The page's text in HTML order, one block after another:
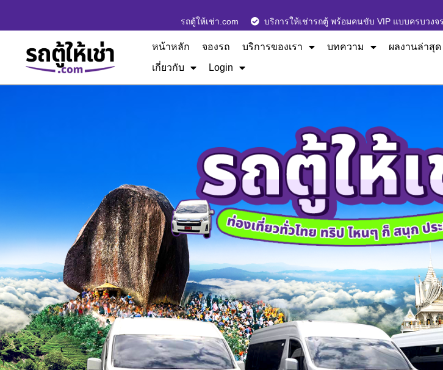
รถตู้ให้เช่า.com บริการให้เช่ารถตู้ พร้อมคนขับ VIP แบบครบวง
หน้าหลัก จองรถ บริการของเรา บทความ
ผลงานล่าสุด
เกี่ยวกับ
Login